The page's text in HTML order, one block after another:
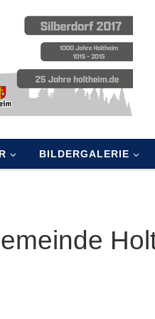
BILDERGALERIE